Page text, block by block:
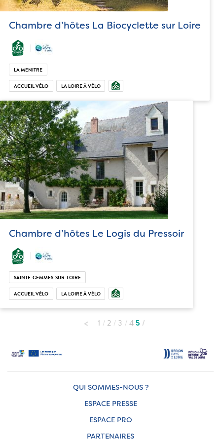
Chambre d’hôtes La Biocyclette sur Loire
LA MENITRE
ACCUEIL VÉLO LA LOIRE À VÉLO
Chambre d’hôtes Le Logis du Pressoir
SAINTE-GEMMES-SUR-LOIRE
ACCUEIL VÉLO LA LOIRE À VÉLO
1 2 3 45
QUI SOMMES-NOUS ?
ESPACE PRESSE
ESPACE PRO
PARTENAIRES